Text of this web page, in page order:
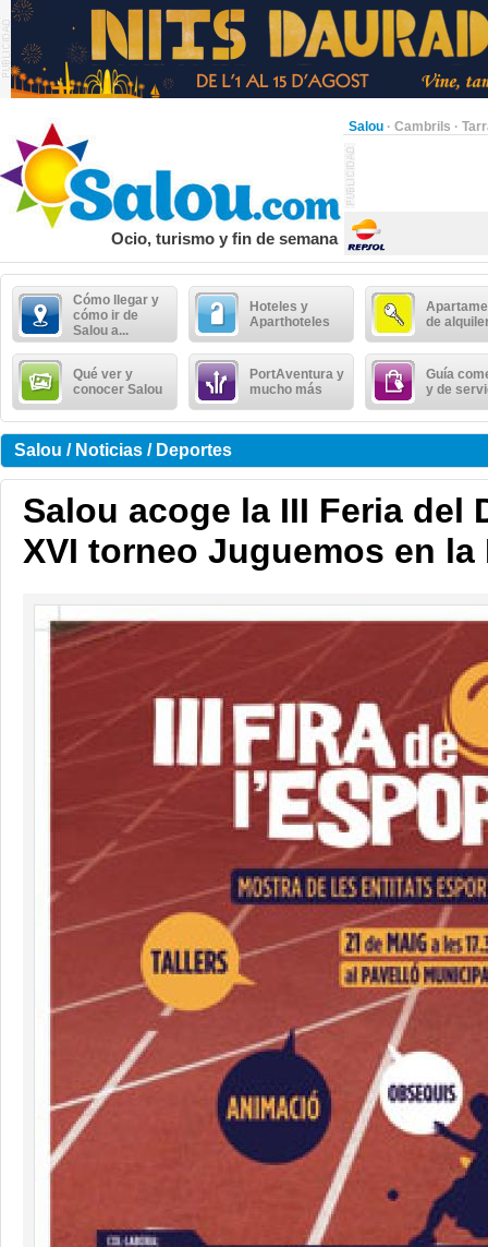
Salou · Cambrils ·
Ocio, turismo y fin de semana
Cómo llegar y
cómo ir de
Salou a...
Hoteles y
Aparthoteles
de
Qué ver y
conocer Salou
PortAventura y
mucho más
Guía
y de
Salou / Noticias / Deportes
Salou acoge la III Feria del
XVI torneo Juguemos en la